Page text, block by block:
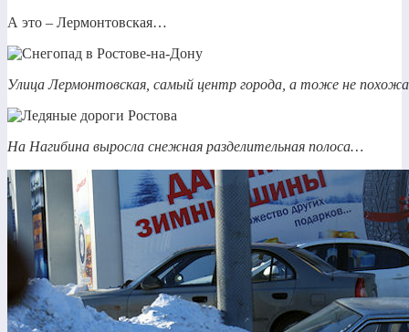
А это – Лермонтовская…
Улица Лермонтовская, самый центр города, а тоже не
На Нагибина выросла снежная разделительная полоса…